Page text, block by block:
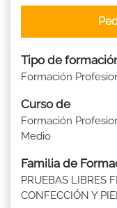
Tipo de
Formación
Curso de
Formación
Medio
Familia de
PRUEBAS LIBRES
CONFECCIÓN Y